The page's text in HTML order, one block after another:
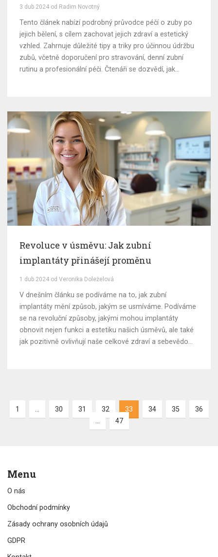
3 dub 2024 od Radim Novotný
Tento článek nabízí podrobný průvodce péčí o zuby po
jejich bělení, s cílem zachovat jejich zdraví a estetický
vzhled. Zahrnuje důležité tipy a triky pro účinnou údržbu
zubů, včetně doporučení pro stravování, denní zubní
rutinu a profesionální péči. Čtenáři se dozvědí, jak
Revoluce v úsměvu: Jak zubní
implantáty přinášejí proměnu
1 dub 2024 od Veronika Doleželová
V dnešním článku se podíváme na to, jak zubní
implantáty mění způsob, jakým se usmíváme. Podíváme
se na revoluční způsoby, jakými mohou implantáty
obnovit nejen funkci a estetiku našich úsměvů, ale také
jak pozitivně ovlivňují naše celkové zdraví a sebevědomí.
1 30 31 32 33 34 35
36
47
Menu
O nás
Obchodní podmínky
Zásady ochrany osobních údajů
GDPR